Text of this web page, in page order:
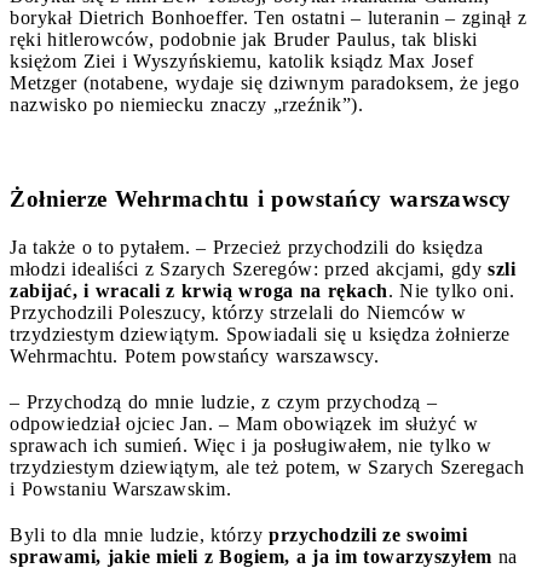
borykał Dietrich Bonhoeffer. Ten ostatni – luteranin – zginął z
ręki hitlerowców, podobnie jak Bruder Paulus, tak bliski
księżom Ziei i Wyszyńskiemu, katolik ksiądz Max Josef
Metzger (notabene, wydaje się dziwnym paradoksem, że jego
nazwisko po niemiecku znaczy „rzeźnik”).
Żołnierze Wehrmachtu i powstańcy warszawscy
Ja także o to pytałem. – Przecież przychodzili do księdza
młodzi idealiści z Szarych Szeregów: przed akcjami, gdy szli
zabijać, i wracali z krwią wroga na rękach. Nie tylko oni.
Przychodzili Poleszucy, którzy strzelali do Niemców w
trzydziestym dziewiątym. Spowiadali się u księdza żołnierze
Wehrmachtu. Potem powstańcy warszawscy.
– Przychodzą do mnie ludzie, z czym przychodzą –
odpowiedział ojciec Jan. – Mam obowiązek im służyć w
sprawach ich sumień. Więc i ja posługiwałem, nie tylko w
trzydziestym dziewiątym, ale też potem, w Szarych Szeregach
i Powstaniu Warszawskim.
Byli to dla mnie ludzie, którzy przychodzili ze swoimi
sprawami, jakie mieli z Bogiem, a ja im towarzyszyłem na